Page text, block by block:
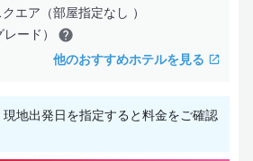
エア（部屋指定なし ）
レード）
他のおすすめホテルを見る
地出発日を指定すると料金をご確認